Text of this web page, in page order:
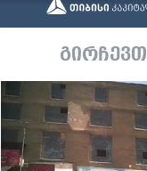
გირჩევთ